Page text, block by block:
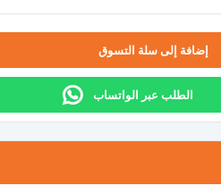
إضافة إلى سلة التسوق
الطلب عبر الواتساب